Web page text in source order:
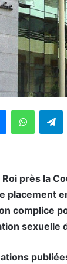
WhatsApp
près la
placement
complice
sexuelle